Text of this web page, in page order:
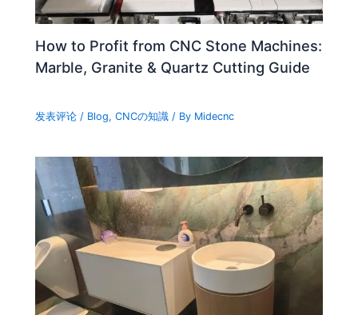
How to Profit from CNC Stone Machines:
Marble, Granite & Quartz Cutting Guide
发表评论 / Blog,CNCの知識 / By Midecnc